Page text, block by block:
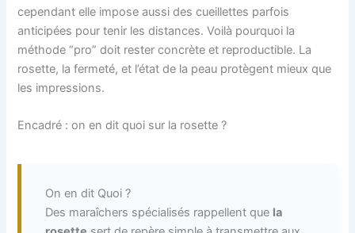
cependant elle impose aussi des cueillettes parfois
anticipées pour tenir les distances. Voilà pourquoi la
méthode “pro” doit rester concrète et reproductible. La
rosette, la fermeté, et l’état de la peau protègent mieux que
les impressions.
Encadré : on en dit quoi sur la rosette ?
On en dit Quoi ?
Des maraîchers spécialisés rappellent que la